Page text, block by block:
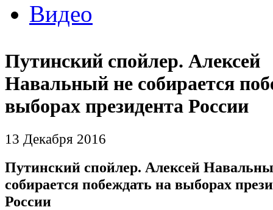
Видео
Путинский спойлер. Алексей
Навальный не собирается
выборах президента России
13 Декабря 2016
Путинский спойлер. Алексей
собирается побеждать на выборах
России